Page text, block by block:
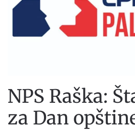
NPS Raška:
za Dan